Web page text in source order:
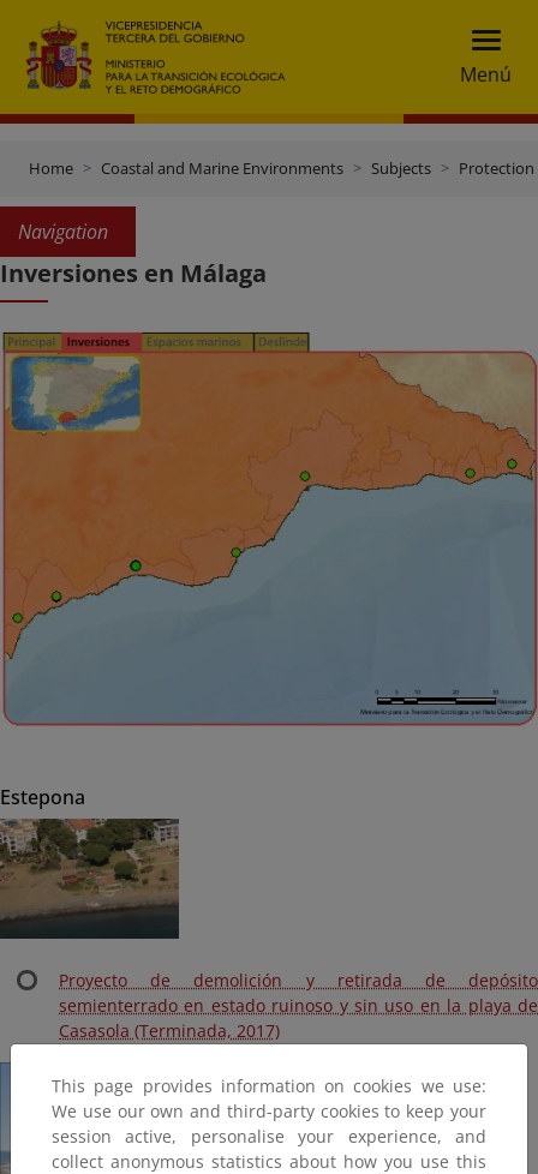
Menú
Home Coastal and Marine Environments Subjects
Navigation
Inversiones en Málaga
Estepona
Proyecto de demolición y retirada de depósito
semienterrado en estado ruinoso y sin uso en la playa de
Casasola (Terminada, 2017)
This page provides information on cookies we use:
We use our own and third-party cookies to keep your
session active, personalise your experience, and
collect anonymous statistics about how you use this